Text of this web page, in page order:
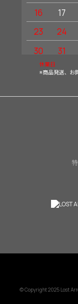
16
17
23
24
30
31
休業日
※商品発送、お
© Copyright 2025 Lost